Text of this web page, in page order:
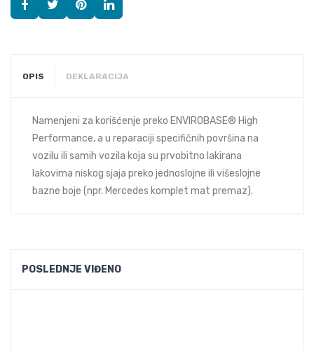
OPIS DEKLARACIJA
Namenjeni za korišćenje preko ENVIROBASE® High
Performance, a u reparaciji specifičnih površina na
vozilu ili samih vozila koja su prvobitno lakirana
lakovima niskog sjaja preko jednoslojne ili višeslojne
bazne boje (npr. Mercedes komplet mat premaz).
POSLEDNJE VIĐENO